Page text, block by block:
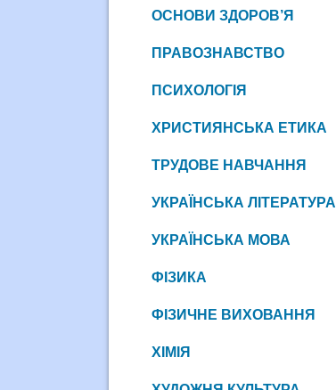
ОСНОВИ ЗДОРОВ’Я
ПРАВОЗНАВСТВО
ПСИХОЛОГІЯ
ХРИСТИЯНСЬКА ЕТИКА
ТРУДОВЕ НАВЧАННЯ
УКРАЇНСЬКА ЛІТЕРАТУРА
УКРАЇНСЬКА МОВА
ФІЗИКА
ФІЗИЧНЕ ВИХОВАННЯ
ХІМІЯ